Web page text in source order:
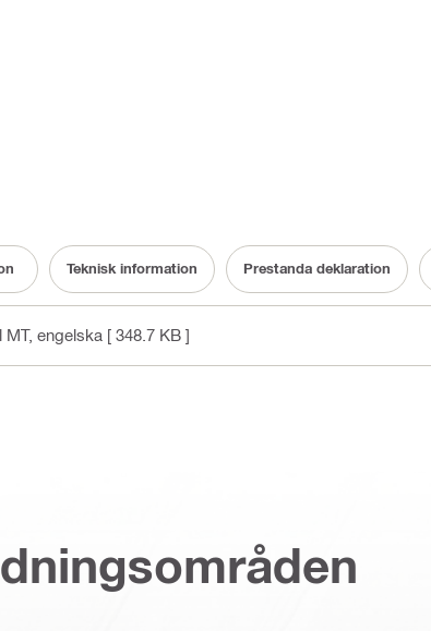
Teknisk information Prestanda deklaration
MT, engelska [ 348.7 KB ]